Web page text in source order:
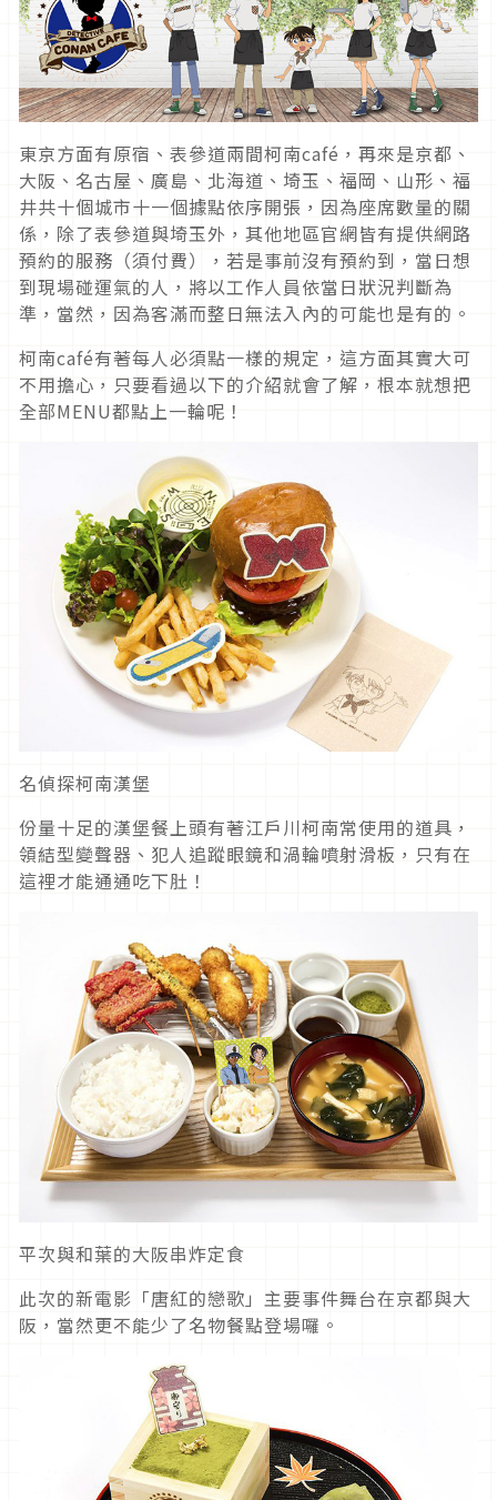
東京方面有原宿、表參道兩間柯南café，再來是京都、
大阪、名古屋、廣島、北海道、埼玉、福岡、山形、福
井共十個城市十一個據點依序開張，因為座席數量的關
係，除了表參道與埼玉外，其他地區官網皆有提供網路
預約的服務（須付費），若是事前沒有預約到，當日想
到現場碰運氣的人，將以工作人員依當日狀況判斷為
準，當然，因為客滿而整日無法入內的可能也是有的。
柯南café有著每人必須點一樣的規定，這方面其實大可
不用擔心，只要看過以下的介紹就會了解，根本就想把
全部MENU都點上一輪呢！
名偵探柯南漢堡
份量十足的漢堡餐上頭有著江戶川柯南常使用的道具，
領結型變聲器、犯人追蹤眼鏡和渦輪噴射滑板，只有在
這裡才能通通吃下肚！
平次與和葉的大阪串炸定食
此次的新電影「唐紅的戀歌」主要事件舞台在京都與大
阪，當然更不能少了名物餐點登場囉。